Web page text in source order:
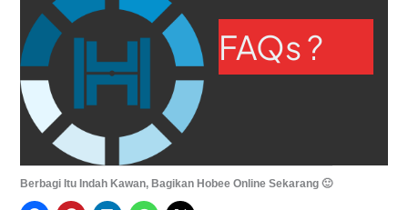
FAQs ?
Berbagi Itu Indah Kawan, Bagikan Hobee Online Sekarang 🙂